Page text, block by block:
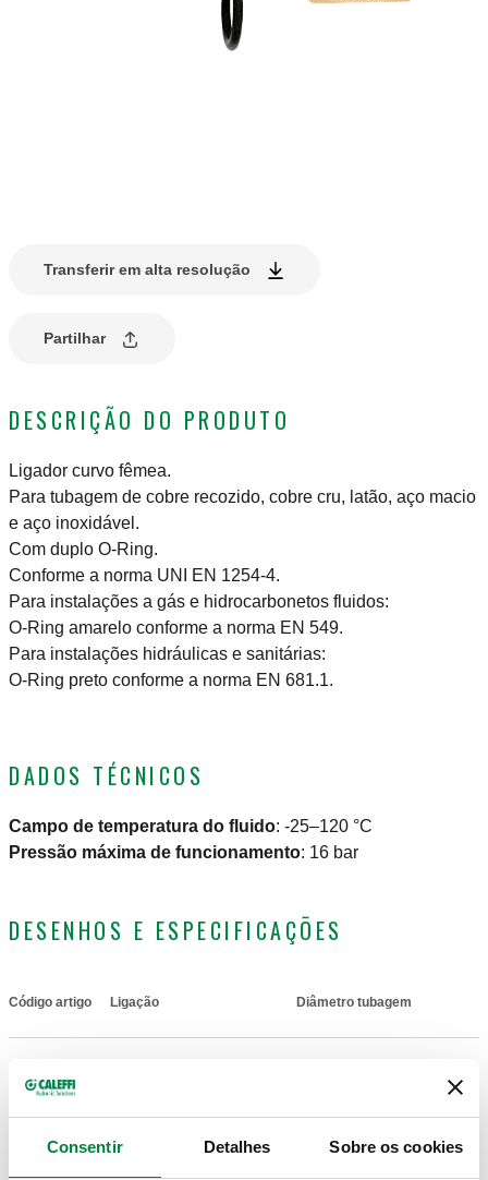
Consentir Detalhes Sobre os cookies
Transferir em alta resolução
Partilhar
DESCRIÇÃO DO PRODUTO
Ligador curvo fêmea.
Para tubagem de cobre recozido, cobre cru, latão, aço macio
e aço inoxidável.
Com duplo O-Ring.
Conforme a norma UNI EN 1254-4.
Para instalações a gás e hidrocarbonetos fluidos:
O-Ring amarelo conforme a norma EN 549.
Para instalações hidráulicas e sanitárias:
O-Ring preto conforme a norma EN 681.1.
DADOS TÉCNICOS
Campo de temperatura do fluido: -25–120 °C
Pressão máxima de funcionamento: 16 bar
DESENHOS E ESPECIFICAÇÕES
Código artigo Ligação Diâmetro tubagem
905830
Desenhos 2D